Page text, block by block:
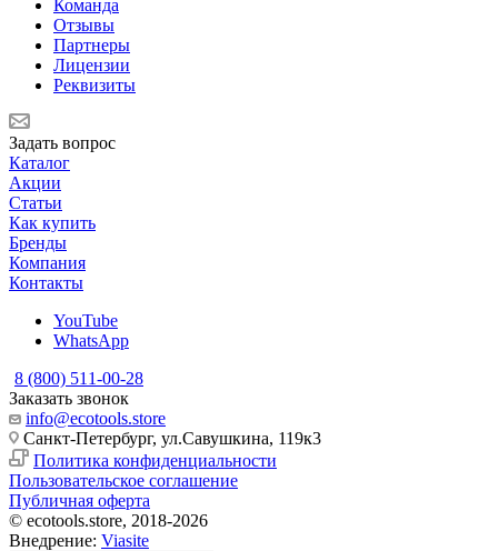
Команда
Отзывы
Партнеры
Лицензии
Реквизиты
Задать вопрос
Каталог
Акции
Статьи
Как купить
Бренды
Компания
Контакты
YouTube
WhatsApp
8 (800) 511-00-28
Заказать звонок
info@ecotools.store
Санкт-Петербург, ул.Савушкина, 119к3
Политика конфиденциальности
Пользовательское соглашение
Публичная оферта
© ecotools.store, 2018-2026
Внедрение: Viasite